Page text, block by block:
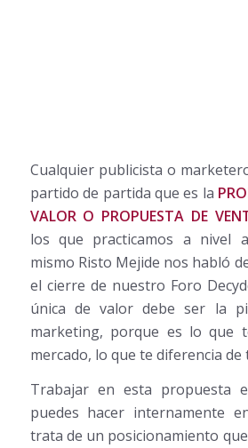
Cualquier publicista o
partido de partida que es la
VALOR O PROPUESTA DE
los que practicamos a nivel
mismo Risto Mejide nos habló
el cierre de nuestro Foro
única de valor debe ser la
marketing, porque es lo que
mercado, lo que te diferencia
Trabajar en esta propuesta
puedes hacer internamente
trata de un posicionamiento